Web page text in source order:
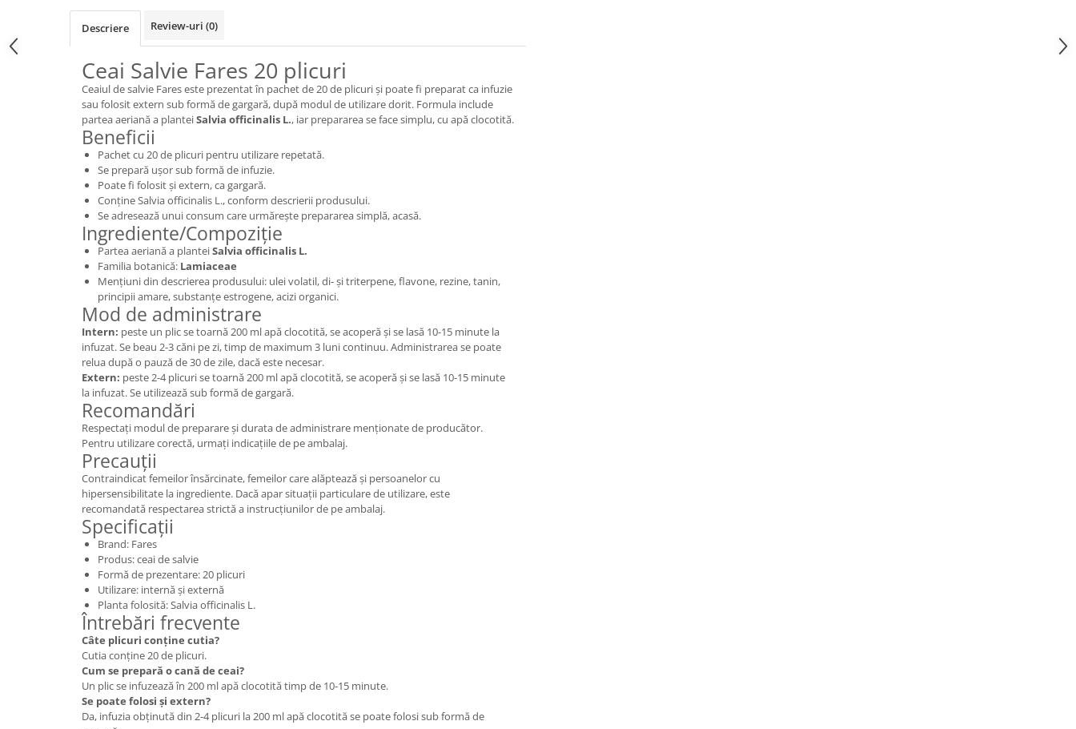
Descriere Review-uri (0)
Ceai Salvie Fares 20 plicuri
Ceaiul de salvie Fares este prezentat în pachet de 20 de plicuri și poate fi preparat ca infuzie
sau folosit extern sub formă de gargară, după modul de utilizare dorit. Formula include
partea aeriană a planteiSalvia officinalis L., iar prepararea se face simplu, cu apă clocotită.
Beneficii
Pachet cu 20 de plicuri pentru utilizare repetată.
Se prepară ușor sub formă de infuzie.
Poate fi folosit și extern, ca gargară.
Conține Salvia officinalis L., conform descrierii produsului.
Se adresează unui consum care urmărește prepararea simplă, acasă.
Ingrediente/Compoziție
Partea aeriană a planteiSalvia officinalis L.
Familia botanică: Lamiaceae
Mențiuni din descrierea produsului: ulei volatil, di- și triterpene, flavone, rezine, tanin,
principii amare, substanțe estrogene, acizi organici.
Mod de administrare
Intern: peste un plic se toarnă 200 ml apă clocotită, se acoperă și se lasă 10-15 minute la
infuzat. Se beau 2-3 căni pe zi, timp de maximum 3 luni continuu. Administrarea se poate
relua după o pauză de 30 de zile, dacă este necesar.
Extern: peste 2-4 plicuri se toarnă 200 ml apă clocotită, se acoperă și se lasă 10-15 minute
la infuzat. Se utilizează sub formă de gargară.
Recomandări
Respectați modul de preparare și durata de administrare menționate de producător.
Pentru utilizare corectă, urmați indicațiile de pe ambalaj.
Precauții
Contraindicat femeilor însărcinate, femeilor care alăptează și persoanelor cu
hipersensibilitate la ingrediente. Dacă apar situații particulare de utilizare, este
recomandată respectarea strictă a instrucțiunilor de pe ambalaj.
Specificații
Brand: Fares
Produs: ceai de salvie
Formă de prezentare: 20 plicuri
Utilizare: internă și externă
Planta folosită: Salvia officinalis L.
Întrebări frecvente
Câte plicuri conține cutia?
Cutia conține 20 de plicuri.
Cum se prepară o cană de ceai?
Un plic se infuzează în 200 ml apă clocotită timp de 10-15 minute.
Se poate folosi și extern?
Da, infuzia obținută din 2-4 plicuri la 200 ml apă clocotită se poate folosi sub formă de